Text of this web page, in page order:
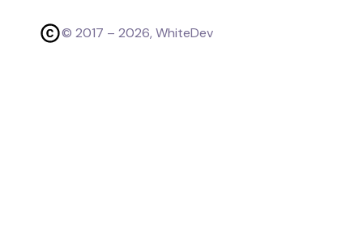
© 2017 – 2026, WhiteDev